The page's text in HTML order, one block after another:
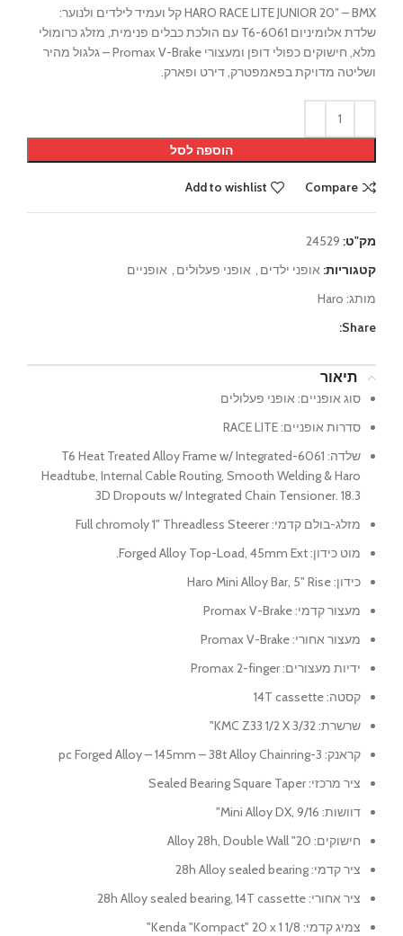
היה:
1595,00 ₪.
הוא:
1350,00 ₪.
HARO RACE LITE JUNIOR 20″ – BMX קל ועמיד לילדים ולנוער:
שלדת אלומיניום 6061-T6 עם הולכת כבלים פנימית, מזלג כרומולי
מלא, חישוקים כפולי דופן ומעצורי Promax V-Brake – גלגול מהיר
ושליטה מדויקת בפאמפטרק, דירט ופארק.
הוספה לסל
Compare
Add to wishlist
מק"ט: 24529
קטגוריות: אופני ילדים , אופני פעלולים , אופניים
מותג: Haro
Share:
תיאור
סוג אופניים:אופני פעלולים
סדרות אופניים:RACE LITE
שלדה:
6061-T6 Heat Treated Alloy Frame w/ Integrated
Headtube, Internal Cable Routing, Smooth Welding & Haro
3D Dropouts w/ Integrated Chain Tensioner. 18.3
מזלג-בולם קדמי:Full chromoly 1" Threadless Steerer
מוט כידון:Forged Alloy Top-Load, 45mm Ext.
כידון:Haro Mini Alloy Bar, 5" Rise
מעצור קדמי:Promax V-Brake
מעצור אחורי:Promax V-Brake
ידיות מעצורים:Promax 2-finger
קסטה:14T cassette
שרשרת:KMC Z33 1/2 X 3/32"
קראנק: 3-pc Forged Alloy – 145mm – 38t Alloy Chainring
ציר מרכזי:Sealed Bearing Square Taper
דוושות: Mini Alloy DX, 9/16"
חישוקים: 20" Alloy 28h, Double Wall
ציר קדמי:28h Alloy sealed bearing
ציר אחורי:28h Alloy sealed bearing, 14T cassette
צמיג קדמי: Kenda "Kompact" 20 x 1 1/8"